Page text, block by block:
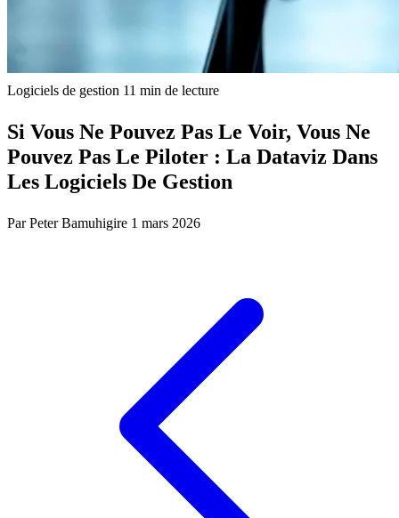
Logiciels de gestion 11 min de lecture
Si Vous Ne Pouvez Pas Le Voir, Vous Ne
Pouvez Pas Le Piloter : La Dataviz Dans
Les Logiciels De Gestion
Par Peter Bamuhigire 1 mars 2026